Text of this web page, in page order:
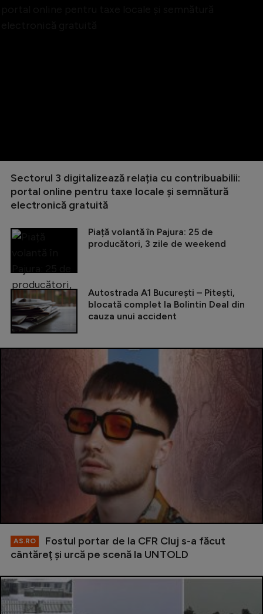
Sectorul 3 digitalizează relația cu contribuabilii:
portal online pentru taxe locale și semnătură
electronică gratuită
Piață volantă în Pajura: 25 de
producători, 3 zile de weekend
Autostrada A1 București – Pitești,
blocată complet la Bolintin Deal din
cauza unui accident
AS.RO
Fostul portar de la CFR Cluj s-a făcut
cântăreţ şi urcă pe scenă la UNTOLD